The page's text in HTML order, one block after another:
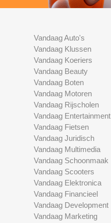
Vandaag Auto's
Vandaag Klussen
Vandaag Koeriers
Vandaag Beauty
Vandaag Boten
Vandaag Motoren
Vandaag Rijscholen
Vandaag Entertainment
Vandaag Fietsen
Vandaag Juridisch
Vandaag Multimedia
Vandaag Schoonmaak
Vandaag Scooters
Vandaag Elektronica
Vandaag Financieel
Vandaag Development
Vandaag Marketing